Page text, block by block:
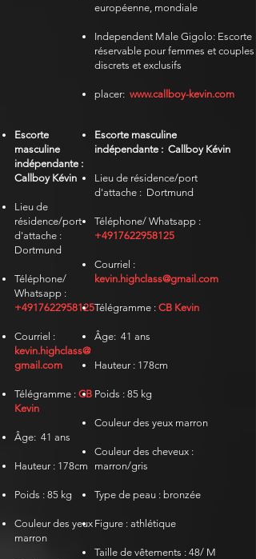
européenne, mondiale
Independent Male Gigolo: Escorte
réservable pour femmes et couples
discrets et exclusifs
placer: www.callboy-kevin.com
Escorte
masculine
indépendante :
Callboy Kévin
Lieu de
résidence/port
d'attache :
Dortmund
Téléphone/
Whatsapp :
+4917622958125
Courriel :
kevin.highclass@
gmail.com
Télégramme : CB
Kevin
Âge: 41 ans
Hauteur : 178cm
Poids : 85 kg
Couleur des yeux
marron
Escorte masculine
indépendante : Callboy Kévin
Lieu de résidence/port
d'attache : Dortmund
Téléphone/ Whatsapp :
+4917622958125
Courriel :
kevin.highclass@gmail.com
Télégramme : CB Kevin
Âge: 41 ans
Hauteur : 178cm
Poids : 85 kg
Couleur des yeux marron
Couleur des cheveux :
marron/gris
Type de peau : bronzée
Figure : athlétique
Taille de vêtements : 48/ M